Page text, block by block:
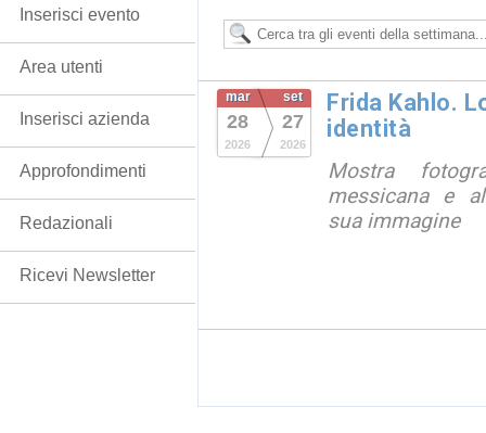
mar
28
2026
set
27
2026
Frida Kahlo.
identità
Mostra
messicana e
sua immagine
Inserisci evento
Area utenti
Inserisci azienda
Approfondimenti
Redazionali
Ricevi Newsletter